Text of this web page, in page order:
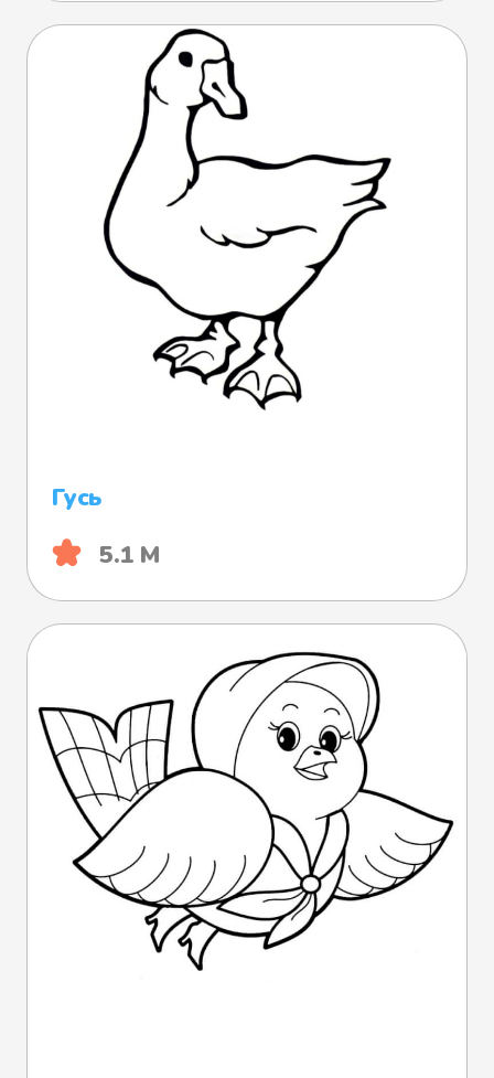
Гусь
5.1 М